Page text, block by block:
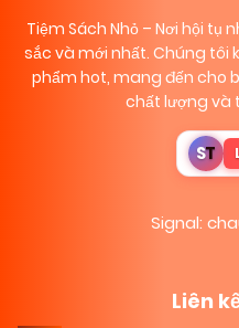
Tiệm Sách Nhỏ – Nơi hội tụ
sắc và mới nhất. Chúng
phẩm hot, mang đến cho
chất lượng và
ST
Signal:
Liên